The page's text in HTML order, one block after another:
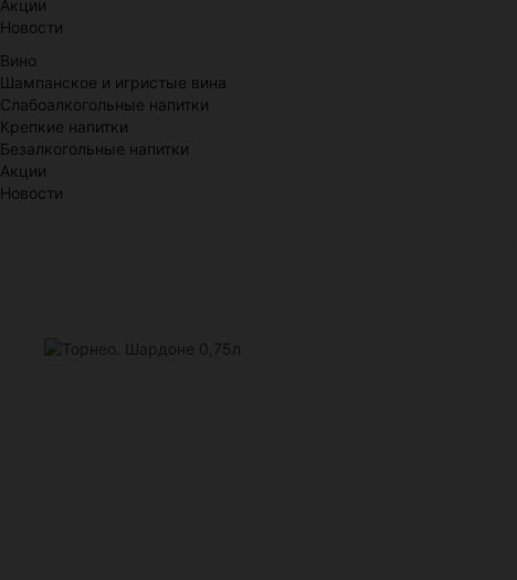
Акции
Новости
Вино
Шампанское и игристые вина
Слабоалкогольные напитки
Крепкие напитки
Безалкогольные напитки
Акции
Новости